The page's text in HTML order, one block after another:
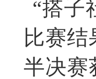
“搭子
比赛结
半决赛